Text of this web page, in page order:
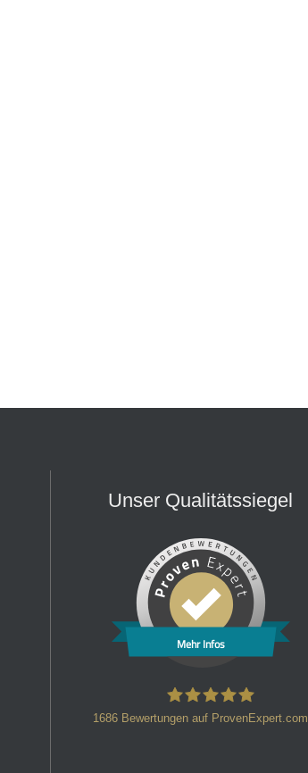
Unser Qualitätssiegel
Mehr Infos
1686 Bewertungen auf ProvenExpert.com